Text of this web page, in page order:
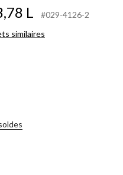
L
#029-4126-2
similaires